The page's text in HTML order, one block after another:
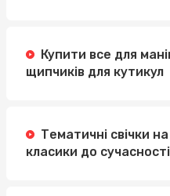
Купити все для
щипчиків для кутикул
Тематичні свічки
класики до сучасності